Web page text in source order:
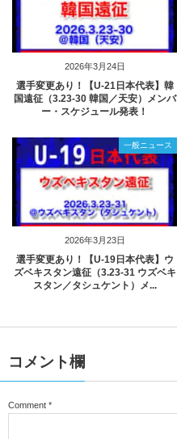
2026年3月24日
選手変更あり！【U-21日本代表】韓
国遠征（3.23-30 韓国／天安）メンバ
ー・スケジュール発表！
2026年3月23日
一般ニュース
選手変更あり！【U-19日本代表】ウ
ズベキスタン遠征（3.23-31 ウズベキ
スタン／タシュケント）メ...
コメント欄
Comment *